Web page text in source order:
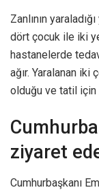
Zanlının
dört çocuk ile iki
hastanelerde
ağır. Yaralanan iki
olduğu ve tatil için
ziyaret
Cumhurbaşkanı